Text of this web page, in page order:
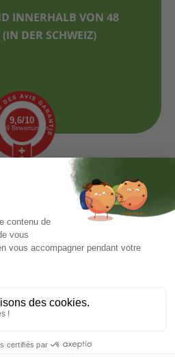
INNERHALB VON 48
DER SCHWEIZ)
9,6/10
Bewertungen